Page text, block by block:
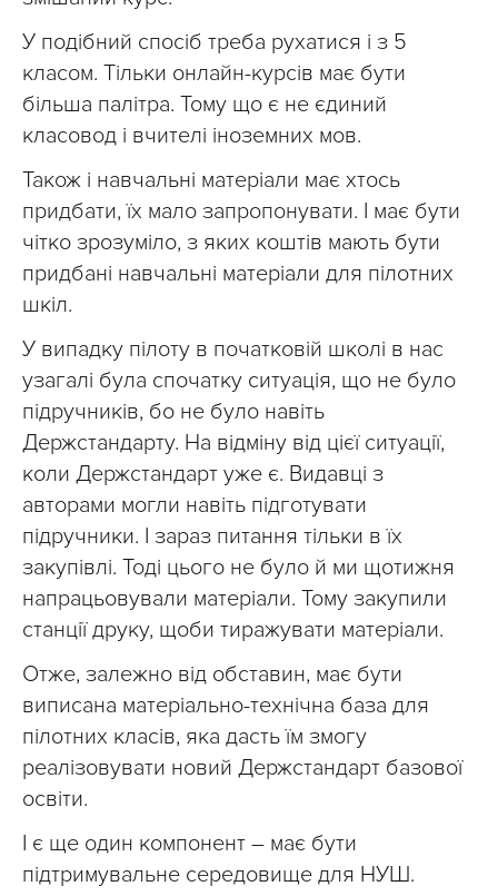
У подібний спосіб треба рухатися і з 5
класом. Тільки онлайн-курсів має бути
більша палітра. Тому що є не єдиний
класовод і вчителі іноземних мов.
Також і навчальні матеріали має хтось
придбати, їх мало запропонувати. І має бути
чітко зрозуміло, з яких коштів мають бути
придбані навчальні матеріали для пілотних
шкіл.
У випадку пілоту в початковій школі в нас
узагалі була спочатку ситуація, що не було
підручників, бо не було навіть
Держстандарту. На відміну від цієї ситуації,
коли Держстандарт уже є. Видавці з
авторами могли навіть підготувати
підручники. І зараз питання тільки в їх
закупівлі. Тоді цього не було й ми щотижня
напрацьовували матеріали. Тому закупили
станції друку, щоби тиражувати матеріали.
Отже, залежно від обставин, має бути
виписана матеріально-технічна база для
пілотних класів, яка дасть їм змогу
реалізовувати новий Держстандарт базової
освіти.
І є ще один компонент – має бути
підтримувальне середовище для НУШ.